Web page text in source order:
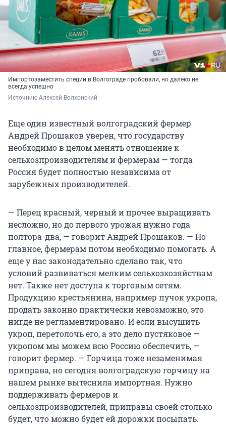
Импортозаместить специи в Волгограде пробовали, но далеко не
всегда успешно
Источник: Алексей Волхонский
Еще один известный волгоградский фермер
Андрей Прошаков уверен, что государству
необходимо в целом менять отношение к
сельхозпроизводителям и фермерам — тогда
Россия будет полностью независима от
зарубежных производителей.
— Перец красный, черный и прочее выращивать
несложно, но до первого урожая нужно года
полтора-два, — говорит Андрей Прошаков. — Но
главное, фермерам потом необходимо помогать. А
еще у нас законодательно сделано так, что
условий развиваться мелким сельхозхозяйствам
нет. Также нет доступа к торговым сетям.
Продукцию крестьянина, например пучок укропа,
продать законно практически невозможно, это
нигде не регламентировано. И если высушить
укроп, перетолочь его, а это дело пустяковое —
укропом мы можем всю Россию обеспечить, —
говорит фермер. — Горчица тоже незаменимая
приправа, но сегодня волгоградскую горчицу на
нашем рынке вытеснила импортная. Нужно
поддерживать фермеров и
сельхозпроизводителей, приправы своей столько
будет, что можно будет ей дорожки посыпать.